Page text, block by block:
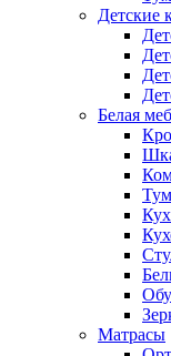
Детские
Белая
Матрасы